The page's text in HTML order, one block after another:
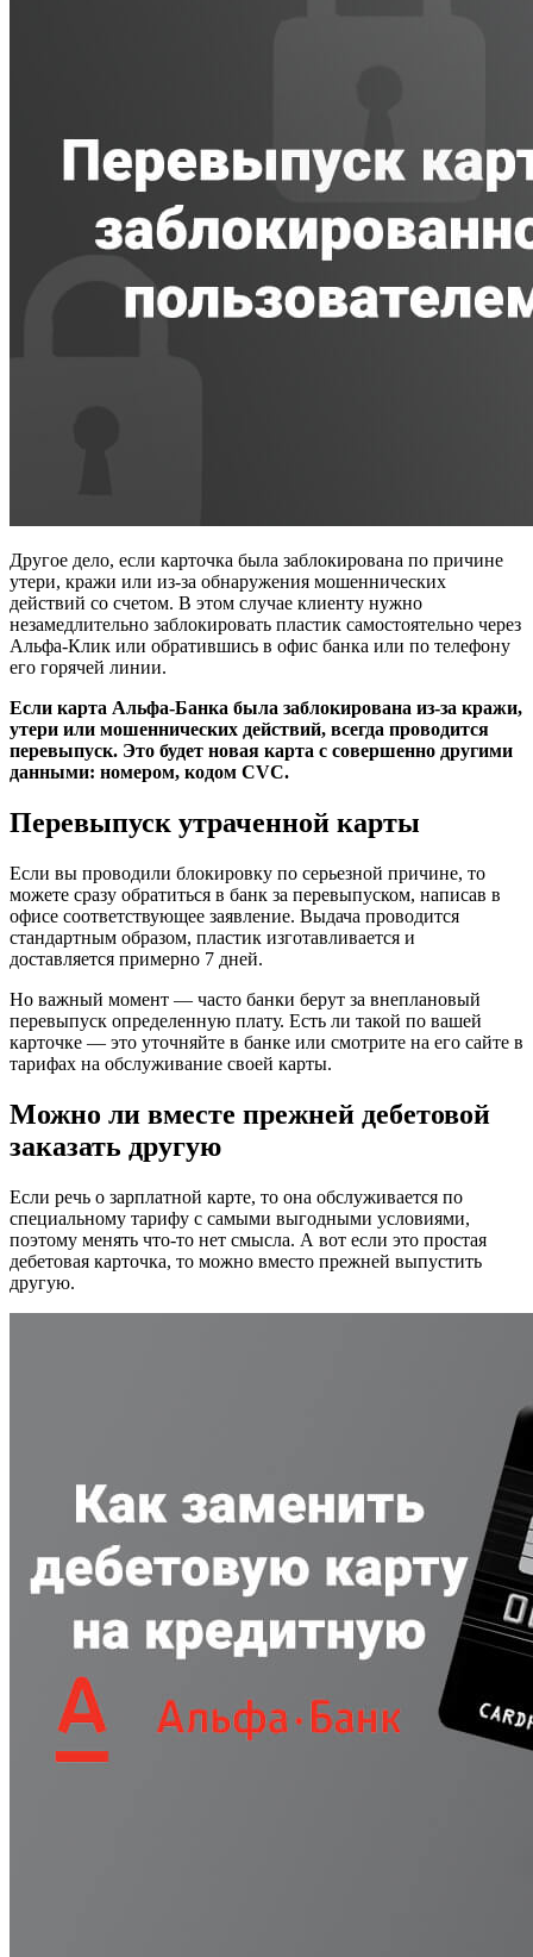
Другое дело, если карточка была заблокирована по причине
утери, кражи или из-за обнаружения мошеннических
действий со счетом. В этом случае клиенту нужно
незамедлительно заблокировать пластик самостоятельно через
Альфа-Клик или обратившись в офис банка или по телефону
его горячей линии.
Если карта Альфа-Банка была заблокирована из-за кражи,
утери или мошеннических действий, всегда проводится
перевыпуск. Это будет новая карта с совершенно другими
данными: номером, кодом CVC.
Перевыпуск утраченной карты
Если вы проводили блокировку по серьезной причине, то
можете сразу обратиться в банк за перевыпуском, написав в
офисе соответствующее заявление. Выдача проводится
стандартным образом, пластик изготавливается и
доставляется примерно 7 дней.
Но важный момент — часто банки берут за внеплановый
перевыпуск определенную плату. Есть ли такой по вашей
карточке — это уточняйте в банке или смотрите на его сайте в
тарифах на обслуживание своей карты.
Можно ли вместе прежней дебетовой
заказать другую
Если речь о зарплатной карте, то она обслуживается по
специальному тарифу с самыми выгодными условиями,
поэтому менять что-то нет смысла. А вот если это простая
дебетовая карточка, то можно вместо прежней выпустить
другую.